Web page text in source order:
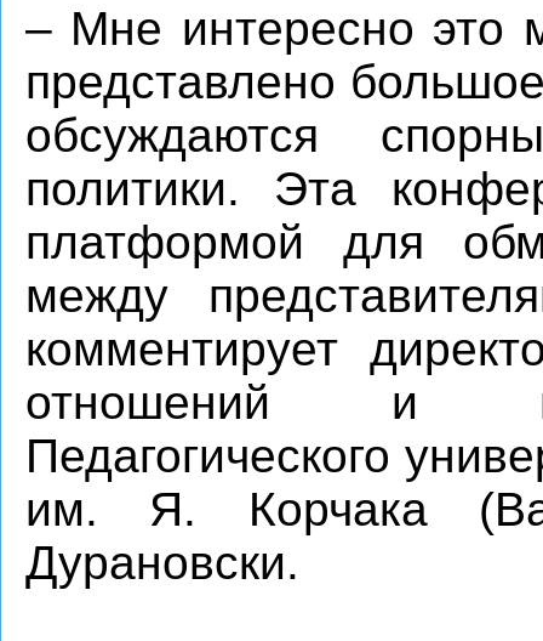
– Мне интересно это
представлено
обсуждаются
политики. Эта
платформой для
между
комментирует
отношений и
Педагогического
им. Я. Корчака
Дурановски.